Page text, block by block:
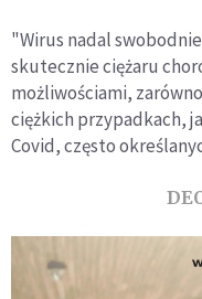
"Wirus nadal
skutecznie ciężaru
możliwościami,
ciężkich przypadkach,
Covid, często